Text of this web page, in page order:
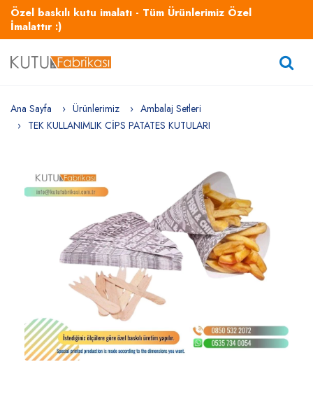
Özel baskılı kutu imalatı - Tüm Ürünlerimiz Özel
İmalattır :)
Ana Sayfa Ürünlerimiz
Ambalaj Setleri
TEK KULLANIMLIK CİPS PATATES KUTULARI